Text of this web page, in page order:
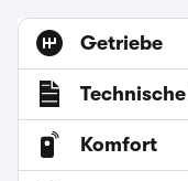
Getriebe
Komfort